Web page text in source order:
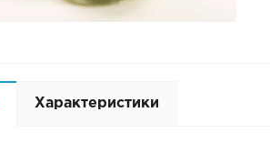
Характеристики